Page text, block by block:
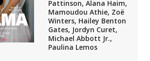
Pattinson, Alana Haim,
Mamoudou Athie, Zoë
Winters, Hailey Benton
Gates, Jordyn Curet,
Michael Abbott Jr.,
Paulina Lemos